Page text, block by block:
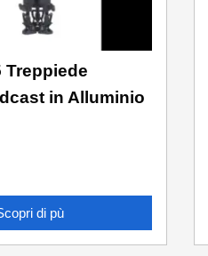
Treppiede
in Alluminio
di pù